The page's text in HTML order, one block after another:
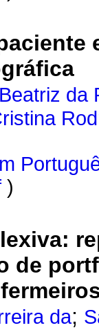
da
)
:
de
da;